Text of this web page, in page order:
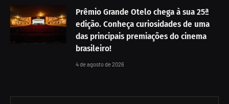
Prêmio Grande Otelo chega à sua 25ª
edição. Conheça curiosidades de uma
das principais premiações do cinema
brasileiro!
4 de agosto de 2026